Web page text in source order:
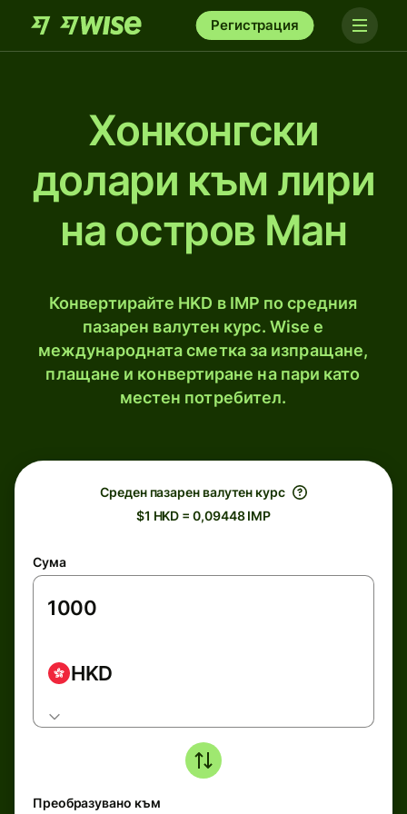
Регистрация
Хонконгски
долари към лири
на остров Ман
Конвертирайте HKD в IMP по средния
пазарен валутен курс. Wise е
международната сметка за изпращане,
плащане и конвертиране на пари като
местен потребител.
Среден пазарен валутен курс
$1 HKD = 0,09448 IMP
Сума
HKD
Преобразувано към